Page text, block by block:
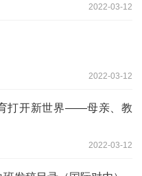
2022-03-12
2022-03-12
育打开新世界——母亲、教
2022-03-12